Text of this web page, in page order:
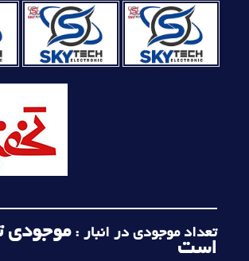
تعداد موجودی در انبار :موجودی
است